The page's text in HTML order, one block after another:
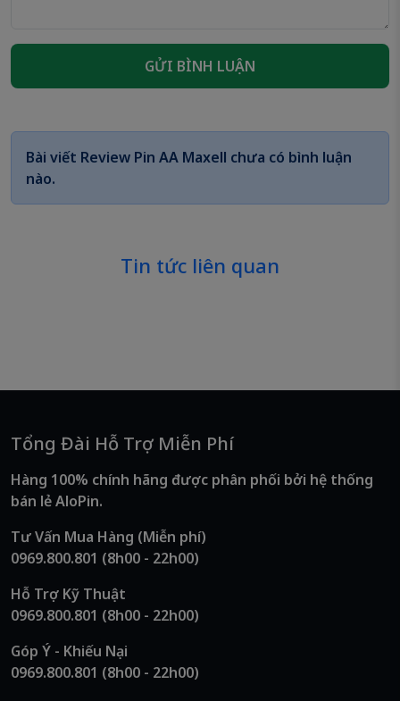
GỬI BÌNH LUẬN
Bài viết Review Pin AA Maxell chưa có bình luận
nào.
Tin tức liên quan
Tổng Đài Hỗ Trợ Miễn Phí
Hàng 100% chính hãng được phân phối bởi hệ thống
bán lẻ AloPin.
Tư Vấn Mua Hàng (Miễn phí)
0969.800.801 (8h00 - 22h00)
Hỗ Trợ Kỹ Thuật
0969.800.801 (8h00 - 22h00)
Góp Ý - Khiếu Nại
0969.800.801 (8h00 - 22h00)